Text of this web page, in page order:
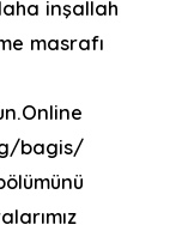
inşallah
masrafı
bagis/